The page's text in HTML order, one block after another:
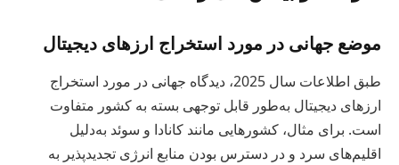
موضع جهانی در مورد استخراج ارزهای دیجیتال
طبق اطلاعات سال 2025، دیدگاه جهانی در مورد استخراج
ارزهای دیجیتال به‌طور قابل توجهی بسته به کشور متفاوت
است. برای مثال، کشورهایی مانند کانادا و سوئد به‌دلیل
اقلیم‌های سرد و در دسترس بودن منابع انرژی تجدیدپذیر به